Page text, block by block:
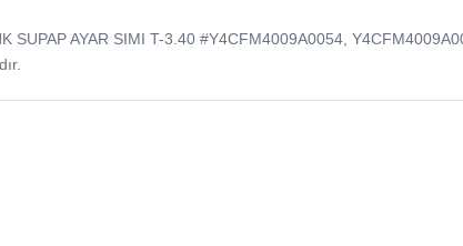
SUPAP AYAR SIMI T-3.40 #Y4CFM4009A0054,